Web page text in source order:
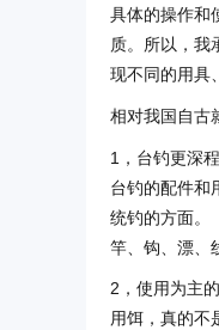
具体的操作和
质。所以，我
现不同的用具
相对我国自古
1，台钓更深
台钓的配件和
统钓的方面。
竿、钩、漂、
2，使用为主
用饵，真的不